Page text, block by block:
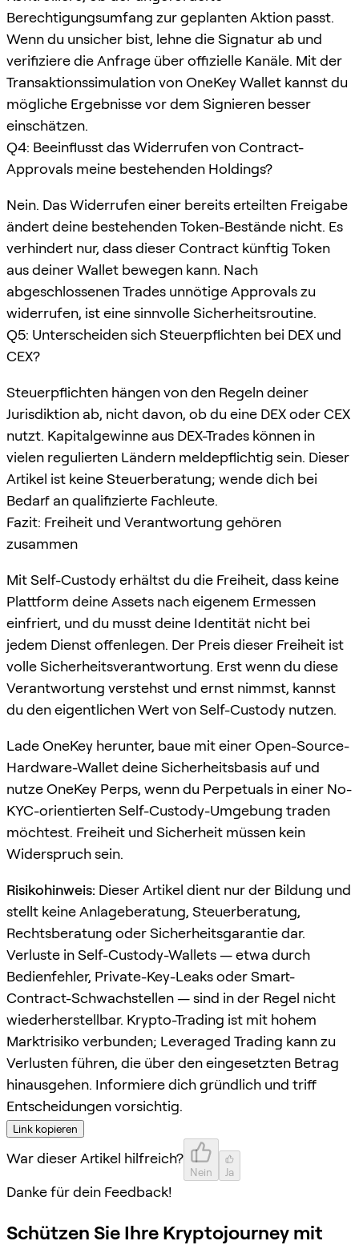
Berechtigungsumfang zur geplanten Aktion passt.
Wenn du unsicher bist, lehne die Signatur ab und
verifiziere die Anfrage über offizielle Kanäle. Mit der
Transaktionssimulation von OneKey Wallet kannst du
mögliche Ergebnisse vor dem Signieren besser
einschätzen.
Q4: Beeinflusst das Widerrufen von Contract-
Approvals meine bestehenden Holdings?
Nein. Das Widerrufen einer bereits erteilten Freigabe
ändert deine bestehenden Token-Bestände nicht. Es
verhindert nur, dass dieser Contract künftig Token
aus deiner Wallet bewegen kann. Nach
abgeschlossenen Trades unnötige Approvals zu
widerrufen, ist eine sinnvolle Sicherheitsroutine.
Q5: Unterscheiden sich Steuerpflichten bei DEX und
CEX?
Steuerpflichten hängen von den Regeln deiner
Jurisdiktion ab, nicht davon, ob du eine DEX oder CEX
nutzt. Kapitalgewinne aus DEX-Trades können in
vielen regulierten Ländern meldepflichtig sein. Dieser
Artikel ist keine Steuerberatung; wende dich bei
Bedarf an qualifizierte Fachleute.
Fazit: Freiheit und Verantwortung gehören
zusammen
Mit Self-Custody erhältst du die Freiheit, dass keine
Plattform deine Assets nach eigenem Ermessen
einfriert, und du musst deine Identität nicht bei
jedem Dienst offenlegen. Der Preis dieser Freiheit ist
volle Sicherheitsverantwortung. Erst wenn du diese
Verantwortung verstehst und ernst nimmst, kannst
du den eigentlichen Wert von Self-Custody nutzen.
Lade OneKey herunter, baue mit einer Open-Source-
Hardware-Wallet deine Sicherheitsbasis auf und
nutze OneKey Perps, wenn du Perpetuals in einer No-
KYC-orientierten Self-Custody-Umgebung traden
möchtest. Freiheit und Sicherheit müssen kein
Widerspruch sein.
Risikohinweis: Dieser Artikel dient nur der Bildung und
stellt keine Anlageberatung, Steuerberatung,
Rechtsberatung oder Sicherheitsgarantie dar.
Verluste in Self-Custody-Wallets — etwa durch
Bedienfehler, Private-Key-Leaks oder Smart-
Contract-Schwachstellen — sind in der Regel nicht
wiederherstellbar. Krypto-Trading ist mit hohem
Marktrisiko verbunden; Leveraged Trading kann zu
Verlusten führen, die über den eingesetzten Betrag
hinausgehen. Informiere dich gründlich und triff
Entscheidungen vorsichtig.
Link kopieren
War dieser Artikel hilfreich?
Nein Ja
Danke für dein Feedback!
Schützen Sie Ihre Kryptojourney mit